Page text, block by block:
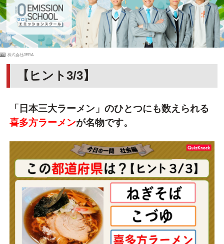
PR 株式会社JERA
【ヒント3/3】
「日本三大ラーメン」のひとつにも数えられる
喜多方ラーメンが名物です。